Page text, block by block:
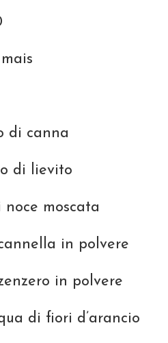
di canna
di lievito
noce moscata
in polvere
in polvere
di fiori d’arancio